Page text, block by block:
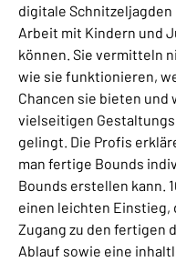
digitale
Arbeit mit Kindern und
können. Sie vermitteln
wie sie funktionieren,
Chancen sie bieten und
vielseitigen
gelingt. Die Profis
man fertige Bounds
Bounds erstellen kann.
einen leichten Einstieg,
Zugang zu den fertigen
Ablauf sowie eine